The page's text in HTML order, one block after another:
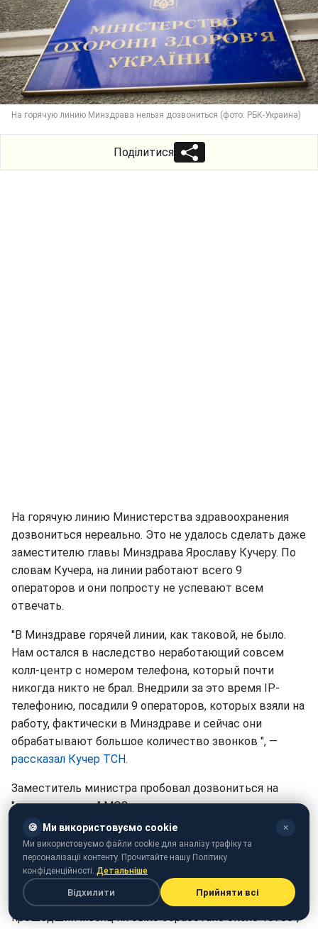
На горячую линию Минздрава нельзя дозвониться (фото: РБК-Украина)
Поділитися
На горячую линию Министерства здравоохранения
дозвониться нереально. Это не удалось сделать даже
заместителю главы Минздрава Ярославу Кучеру. По
словам Кучера, на линии работают всего 9
операторов и они попросту не успевают всем
отвечать.
"В Минздраве горячей линии, как таковой, не было.
Нам остался в наследство неработающий совсем
колл-центр с номером телефона, который почти
никогда никто не брал. Внедрили за это время IP-
телефонию, посадили 9 операторов, которых взяли на
работу, фактически в Минздраве и сейчас они
обрабатывают большое количество звонков ", —
рассказал Кучер ТСН.
Заместитель министра пробовал дозвониться на
"горячую линию" МОЗ три раза, но ничего не
получилось.
Такую ситуацию заместитель главы МОЗ объясняет,
мол "вопросов много, всем не ответить.
"Мы не рассчитывали на такой шквал звонков". За
прошедший месяц их было обработано около 18700", -
🍪 Ми використовуємо cookie ✕
Ми використовуємо файли cookie для аналізу трафіку та
персоналізації контенту. Прочитайте нашу Політику
конфіденційності. Детальніше
Відхилити Прийняти всі